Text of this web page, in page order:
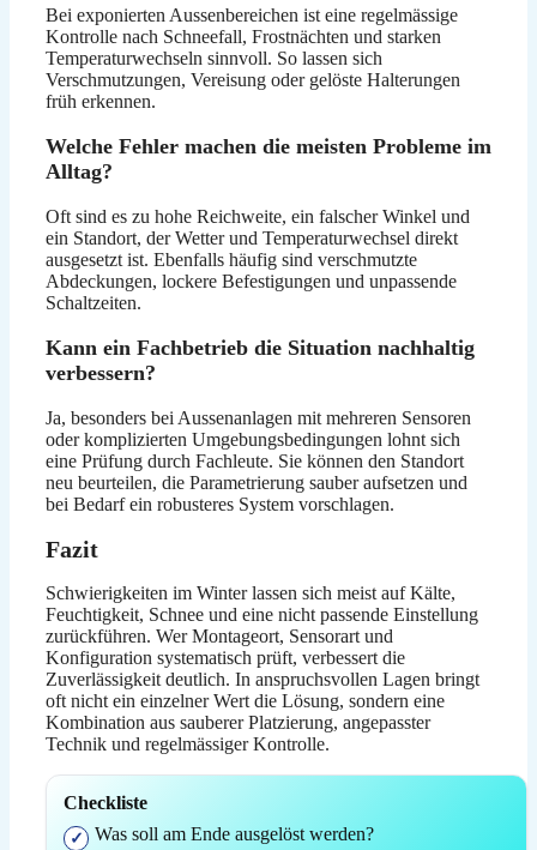
Bei exponierten Aussenbereichen ist eine regelmässige
Kontrolle nach Schneefall, Frostnächten und starken
Temperaturwechseln sinnvoll. So lassen sich
Verschmutzungen, Vereisung oder gelöste Halterungen
früh erkennen.
Welche Fehler machen die meisten Probleme im
Alltag?
Oft sind es zu hohe Reichweite, ein falscher Winkel und
ein Standort, der Wetter und Temperaturwechsel direkt
ausgesetzt ist. Ebenfalls häufig sind verschmutzte
Abdeckungen, lockere Befestigungen und unpassende
Schaltzeiten.
Kann ein Fachbetrieb die Situation nachhaltig
verbessern?
Ja, besonders bei Aussenanlagen mit mehreren Sensoren
oder komplizierten Umgebungsbedingungen lohnt sich
eine Prüfung durch Fachleute. Sie können den Standort
neu beurteilen, die Parametrierung sauber aufsetzen und
bei Bedarf ein robusteres System vorschlagen.
Fazit
Schwierigkeiten im Winter lassen sich meist auf Kälte,
Feuchtigkeit, Schnee und eine nicht passende Einstellung
zurückführen. Wer Montageort, Sensorart und
Konfiguration systematisch prüft, verbessert die
Zuverlässigkeit deutlich. In anspruchsvollen Lagen bringt
oft nicht ein einzelner Wert die Lösung, sondern eine
Kombination aus sauberer Platzierung, angepasster
Technik und regelmässiger Kontrolle.
Checkliste
Was soll am Ende ausgelöst werden?